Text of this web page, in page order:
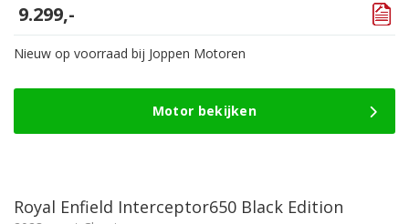
9.299,-
Nieuw op voorraad bij Joppen Motoren
Motor bekijken
Royal Enfield Interceptor650 Black Edition